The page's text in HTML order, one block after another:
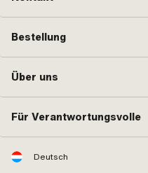
Bestellung
Über uns
Für Verantwortungsvolle
Deutsch